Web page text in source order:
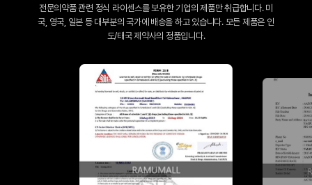
전문의약품 관련 정식 라이센스를 보유한 기업의 제품만 취급합니다. 미
국, 영국, 일본 등 대부분의 국가에 배송을 하고 있습니다. 모든 제품은 인
도/태국 제약사의 정품입니다.